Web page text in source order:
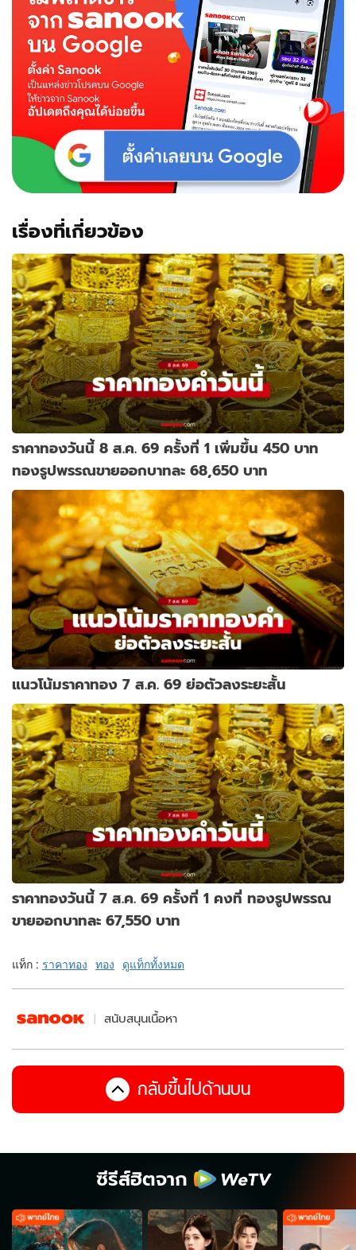
เรื่องที่เกี่ยวข้อง
ราคาทองวันนี้ 8 ส.ค. 69 ครั้งที่ 1 เพิ่มขึ้น 450 บาท
ทองรูปพรรณขายออกบาทละ 68,650 บาท
แนวโน้มราคาทอง 7 ส.ค. 69 ย่อตัวลงระยะสั้น
ราคาทองวันนี้ 7 ส.ค. 69 ครั้งที่ 1 คงที่ ทองรูปพรรณ
ขายออกบาทละ 67,550 บาท
แท็ก : ราคาทอง ทอง ดูแท็กทั้งหมด
สนับสนุนเนื้อหา
กลับขึ้นไปด้านบน
ซีรีส์ฮิตจาก